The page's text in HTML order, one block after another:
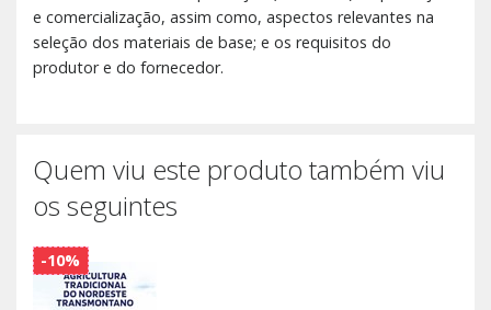
e comercialização, assim como, aspectos relevantes na
seleção dos materiais de base; e os requisitos do
produtor e do fornecedor.
Quem viu este produto também viu
os seguintes
-10%